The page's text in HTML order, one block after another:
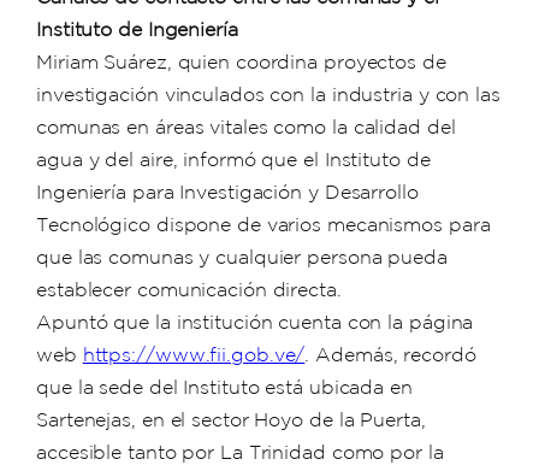
Instituto de Ingeniería
Miriam Suárez, quien coordina proyectos de
investigación vinculados con la industria y con las
comunas en áreas vitales como la calidad del
agua y del aire, informó que el Instituto de
Ingeniería para Investigación y Desarrollo
Tecnológico dispone de varios mecanismos para
que las comunas y cualquier persona pueda
establecer comunicación directa.
Apuntó que la institución cuenta con la página
web https://www.fii.gob.ve/ . Además, recordó
que la sede del Instituto está ubicada en
Sartenejas, en el sector Hoyo de la Puerta,
accesible tanto por La Trinidad como por la